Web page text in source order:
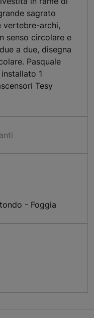
sagrato
vertebre-archi,
senso circolare e
a due, disegna
Pasquale
1
Tesy
- Foggia